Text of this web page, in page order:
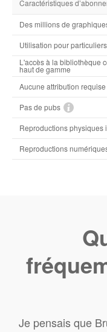
Caractéristiques
Des millions de
Utilisation pour
L'accès à la bibliothèque
haut de gamme
Aucune attribution requise
Pas de pubs
Reproductions physiques
Reproductions
Je pensais que